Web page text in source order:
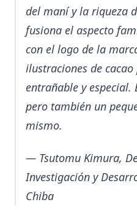
del maní y la riqueza
fusiona el aspecto
con el logo de la
ilustraciones de
entrañable y especial.
pero también un
mismo.
— Tsutomu Kimura,
Investigación y
Chiba